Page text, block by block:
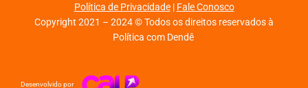
Política de Privacidade| Fale Conosco
Copyright 2021 – 2024 © Todos os direitos reservados à
Política com Dendê
Desenvolvido por